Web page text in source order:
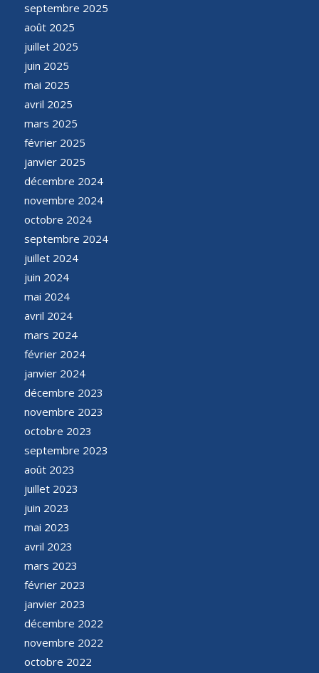
septembre 2025
août 2025
juillet 2025
juin 2025
mai 2025
avril 2025
mars 2025
février 2025
janvier 2025
décembre 2024
novembre 2024
octobre 2024
septembre 2024
juillet 2024
juin 2024
mai 2024
avril 2024
mars 2024
février 2024
janvier 2024
décembre 2023
novembre 2023
octobre 2023
septembre 2023
août 2023
juillet 2023
juin 2023
mai 2023
avril 2023
mars 2023
février 2023
janvier 2023
décembre 2022
novembre 2022
octobre 2022